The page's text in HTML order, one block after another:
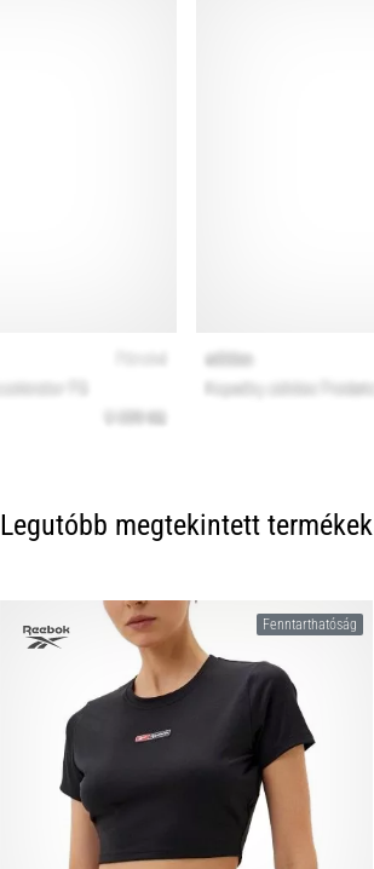
Legutóbb megtekintett termékek
Fenntarthatóság